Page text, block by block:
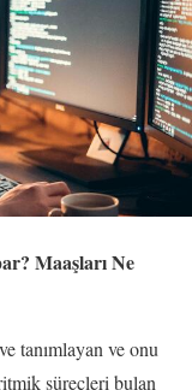
Maaşları Ne
tanımlayan ve onu
süreçleri bulan